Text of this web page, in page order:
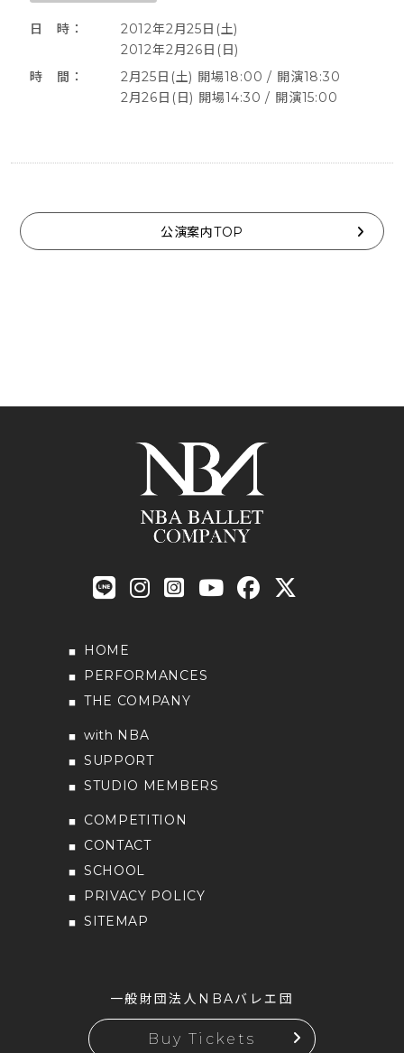
日 時：
2012年2月25日(土)
2012年2月26日(日)
時 間：
2月25日(土) 開場18:00 / 開演18:30
2月26日(日) 開場14:30 / 開演15:00
公演案内TOP
HOME
PERFORMANCES
THE COMPANY
with NBA
SUPPORT
STUDIO MEMBERS
COMPETITION
CONTACT
SCHOOL
PRIVACY POLICY
SITEMAP
一般財団法人NBAバレエ団
Buy Tickets